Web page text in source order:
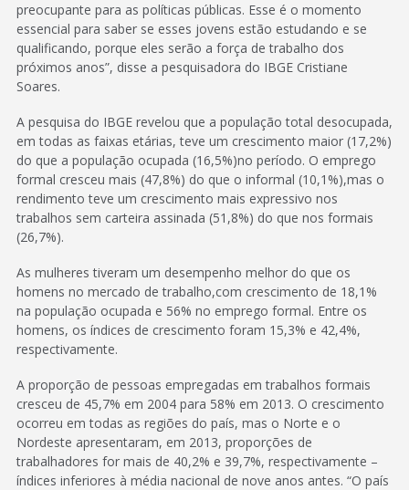
preocupante para as políticas públicas. Esse é o momento
essencial para saber se esses jovens estão estudando e se
qualificando, porque eles serão a força de trabalho dos
próximos anos”, disse a pesquisadora do IBGE Cristiane
Soares.
A pesquisa do IBGE revelou que a população total desocupada,
em todas as faixas etárias, teve um crescimento maior (17,2%)
do que a população ocupada (16,5%)no período. O emprego
formal cresceu mais (47,8%) do que o informal (10,1%),mas o
rendimento teve um crescimento mais expressivo nos
trabalhos sem carteira assinada (51,8%) do que nos formais
(26,7%).
As mulheres tiveram um desempenho melhor do que os
homens no mercado de trabalho,com crescimento de 18,1%
na população ocupada e 56% no emprego formal. Entre os
homens, os índices de crescimento foram 15,3% e 42,4%,
respectivamente.
A proporção de pessoas empregadas em trabalhos formais
cresceu de 45,7% em 2004 para 58% em 2013. O crescimento
ocorreu em todas as regiões do país, mas o Norte e o
Nordeste apresentaram, em 2013, proporções de
trabalhadores for mais de 40,2% e 39,7%, respectivamente –
índices inferiores à média nacional de nove anos antes. “O país